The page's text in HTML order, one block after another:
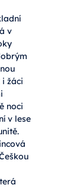
v
i žáci
noci
v lese